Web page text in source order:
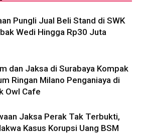
Pungli Jual Beli Stand di SWK
Wedi Hingga Rp30 Juta
dan Jaksa di Surabaya Kompak
Ringan Milano Penganiaya di
Owl Cafe
Jaksa Perak Tak Terbukti,
Kasus Korupsi Uang BSM